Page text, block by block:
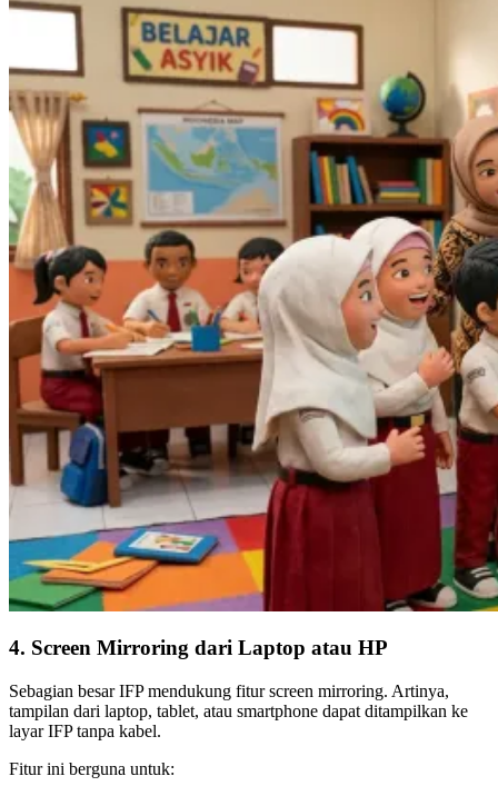
4. Screen Mirroring dari Laptop atau HP
Sebagian besar IFP mendukung fitur screen mirroring. Artinya,
tampilan dari laptop, tablet, atau smartphone dapat ditampilkan ke
layar IFP tanpa kabel.
Fitur ini berguna untuk: